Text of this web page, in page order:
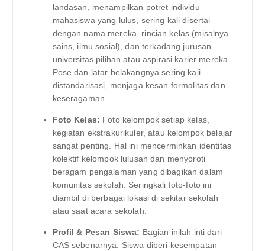
landasan, menampilkan potret individu
mahasiswa yang lulus, sering kali disertai
dengan nama mereka, rincian kelas (misalnya
sains, ilmu sosial), dan terkadang jurusan
universitas pilihan atau aspirasi karier mereka.
Pose dan latar belakangnya sering kali
distandarisasi, menjaga kesan formalitas dan
keseragaman.
Foto Kelas: Foto kelompok setiap kelas,
kegiatan ekstrakurikuler, atau kelompok belajar
sangat penting. Hal ini mencerminkan identitas
kolektif kelompok lulusan dan menyoroti
beragam pengalaman yang dibagikan dalam
komunitas sekolah. Seringkali foto-foto ini
diambil di berbagai lokasi di sekitar sekolah
atau saat acara sekolah.
Profil & Pesan Siswa: Bagian inilah inti dari
CAS sebenarnya. Siswa diberi kesempatan